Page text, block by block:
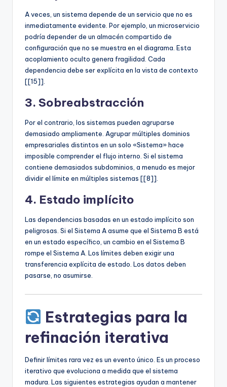
A veces, un sistema depende de un servicio que no es
inmediatamente evidente. Por ejemplo, un microservicio
podría depender de un almacén compartido de
configuración que no se muestra en el diagrama. Esta
acoplamiento oculto genera fragilidad. Cada
dependencia debe ser explícita en la vista de contexto
[[15]].
3. Sobreabstracción
Por el contrario, los sistemas pueden agruparse
demasiado ampliamente. Agrupar múltiples dominios
empresariales distintos en un solo «Sistema» hace
imposible comprender el flujo interno. Si el sistema
contiene demasiados subdominios, a menudo es mejor
dividir el límite en múltiples sistemas [[8]].
4. Estado implícito
Las dependencias basadas en un estado implícito son
peligrosas. Si el Sistema A asume que el Sistema B está
en un estado específico, un cambio en el Sistema B
rompe el Sistema A. Los límites deben exigir una
transferencia explícita de estado. Los datos deben
pasarse, no asumirse.
Estrategias para la
refinación iterativa
Definir límites rara vez es un evento único. Es un proceso
iterativo que evoluciona a medida que el sistema
madura. Las siguientes estrategias ayudan a mantener